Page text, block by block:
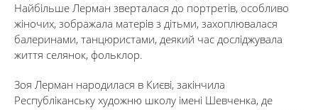
Найбільше Лерман зверталася до портретів, особливо
жіночих, зображала матерів з дітьми, захоплювалася
балеринами, танцюристами, деякий час досліджувала
життя селянок, фольклор.
Зоя Лерман народилася в Києві, закінчила
Республіканську художню школу імені Шевченка, де